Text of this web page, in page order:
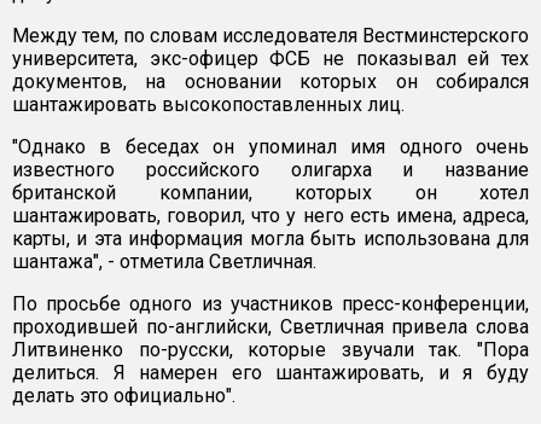
Между тем, по словам исследователя Вестминстерского
университета, экс-офицер ФСБ не показывал ей тех
документов, на основании которых он собирался
шантажировать высокопоставленных лиц.
"Однако в беседах он упоминал имя одного очень
известного российского олигарха и название
британской компании, которых он хотел
шантажировать, говорил, что у него есть имена, адреса,
карты, и эта информация могла быть использована для
шантажа", - отметила Светличная.
По просьбе одного из участников пресс-конференции,
проходившей по-английски, Светличная привела слова
Литвиненко по-русски, которые звучали так. "Пора
делиться. Я намерен его шантажировать, и я буду
делать это официально".